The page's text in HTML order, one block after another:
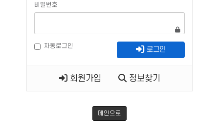
비밀번호
자동로그인 로그인
회원가입 정보찾기
메인으로